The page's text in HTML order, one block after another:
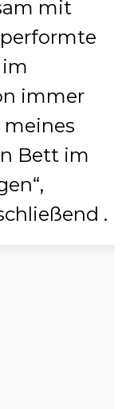
mit
immer
Bett im
.